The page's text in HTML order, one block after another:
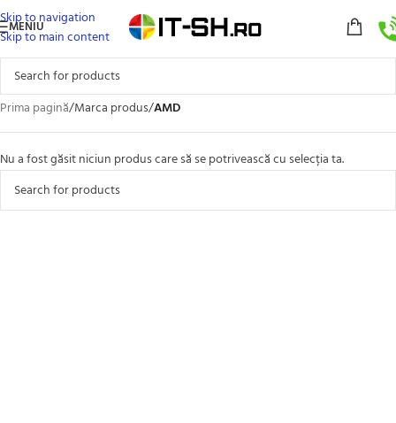
Skip to navigation
Skip to main content
MENIU
Prima pagină/Marca produs/AMD
Nu a fost găsit niciun produs care să se potrivească cu selecția ta.